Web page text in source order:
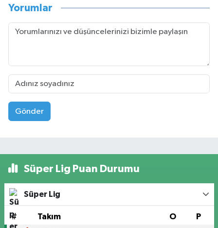
Yorumlar
Gönder
Süper Lig Puan Durumu
Süper Lig
# Takım O P